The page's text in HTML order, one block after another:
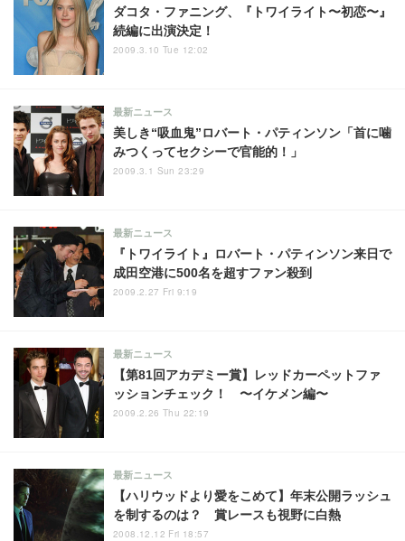
ダコタ・ファニング、『トワイライト〜初恋〜』
続編に出演決定！
2009.3.10 Tue 12:02
美しき“吸血鬼”ロバート・パティンソン「首に噛
みつくってセクシーで官能的！」
最新ニュース
2009.3.1 Sun 23:29
『トワイライト』ロバート・パティンソン来日で
成田空港に500名を超すファン殺到
最新ニュース
2009.2.27 Fri 9:19
【第81回アカデミー賞】レッドカーペットファ
ッションチェック！ 〜イケメン編〜
最新ニュース
2009.2.26 Thu 22:19
【ハリウッドより愛をこめて】年末公開ラッシュ
を制するのは？ 賞レースも視野に白熱
最新ニュース
2008.12.12 Fri 18:57